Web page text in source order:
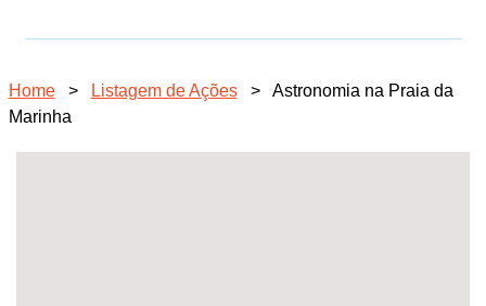
Home > Listagem de Ações >
Astronomia na Praia da
Marinha